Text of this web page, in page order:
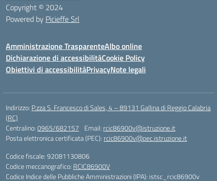
Copyright © 2024
Powered by Picieffe Srl
Amministrazione TrasparenteAlbo online
Dichiarazione di accessibilitàCookie Policy
Obiettivi di accessibilitàPrivacyNote legali
Indirizzo: P.zza S. Francesco di Sales, 4 – 89131 Gallina di Reggio Calabria
(RC)
Centralino:0965/682157 Email: rcic86900v@istruzione.it
Posta elettronica certificata (PEC): rcic86900v@pec.istruzione.it
Codice fiscale: 92081130806
Codice meccanografico: RCIC86900V
Codice Indice delle Pubbliche Amministrazioni (IPA): istsc_rcic86900v